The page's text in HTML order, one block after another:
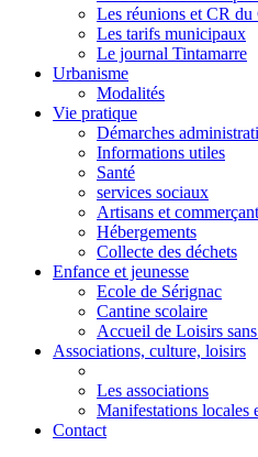
Les réunions et CR
Les tarifs municipaux
Le journal Tintamarre
Urbanisme
Modalités
Vie pratique
Démarches
Informations utiles
Santé
services sociaux
Artisans et
Hébergements
Collecte des déchets
Enfance et jeunesse
Ecole de Sérignac
Cantine scolaire
Accueil de Loisirs
Associations, culture, loisirs
Les associations
Manifestations locales
Contact